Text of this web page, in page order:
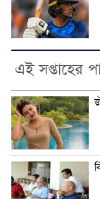
এই সপ্তাহের